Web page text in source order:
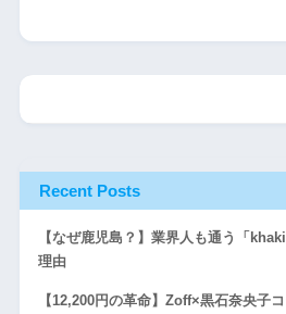
Recent Posts
【なぜ鹿児島？】業界人も通う「
理由
【12,200円の革命】Zoff×黒石奈央子